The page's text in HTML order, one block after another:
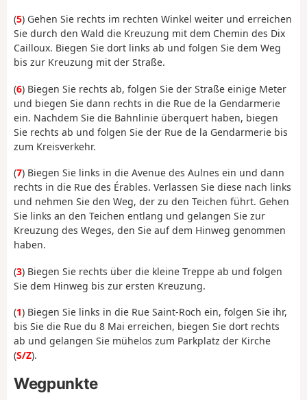
(5) Gehen Sie rechts im rechten Winkel weiter und erreichen
Sie durch den Wald die Kreuzung mit dem Chemin des Dix
Cailloux. Biegen Sie dort links ab und folgen Sie dem Weg
bis zur Kreuzung mit der Straße.
(6) Biegen Sie rechts ab, folgen Sie der Straße einige Meter
und biegen Sie dann rechts in die Rue de la Gendarmerie
ein. Nachdem Sie die Bahnlinie überquert haben, biegen
Sie rechts ab und folgen Sie der Rue de la Gendarmerie bis
zum Kreisverkehr.
(7) Biegen Sie links in die Avenue des Aulnes ein und dann
rechts in die Rue des Érables. Verlassen Sie diese nach links
und nehmen Sie den Weg, der zu den Teichen führt. Gehen
Sie links an den Teichen entlang und gelangen Sie zur
Kreuzung des Weges, den Sie auf dem Hinweg genommen
haben.
(3) Biegen Sie rechts über die kleine Treppe ab und folgen
Sie dem Hinweg bis zur ersten Kreuzung.
(1) Biegen Sie links in die Rue Saint-Roch ein, folgen Sie ihr,
bis Sie die Rue du 8 Mai erreichen, biegen Sie dort rechts
ab und gelangen Sie mühelos zum Parkplatz der Kirche
(S/Z).
Wegpunkte